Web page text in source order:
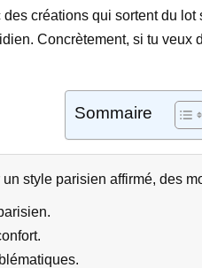
créations qui sortent du
Concrètement, si tu
Sommaire
style parisien affirmé, des